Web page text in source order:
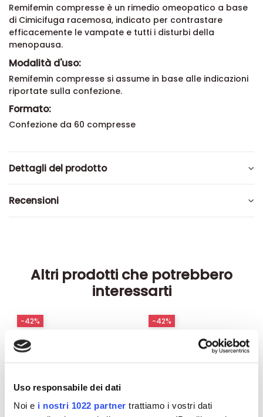
Uso responsabile dei dati
Noi e i nostri 1022 partner trattiamo i vostri dati
Remifemin compresse è un rimedio omeopatico a base
di Cimicifuga racemosa, indicato per contrastare
efficacemente le vampate e tutti i disturbi della
menopausa.
Modalità d'uso:
Remifemin compresse si assume in base alle indicazioni
riportate sulla confezione.
Formato:
Confezione da 60 compresse
Dettagli del prodotto
Recensioni
Altri prodotti che potrebbero
interessarti
-42% -42%